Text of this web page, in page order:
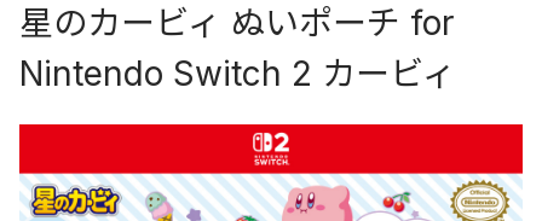
星のカービィ ぬいポーチ for
Nintendo Switch 2 カービィ